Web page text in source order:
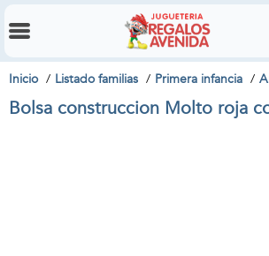
Inicio Listado familias Primera infancia
Bolsa construccion Molto roja